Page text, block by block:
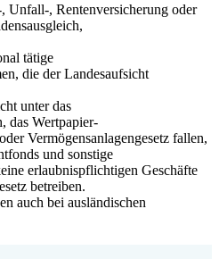
Unfall-, Rentenversicherung oder
tätige
die der Landesaufsicht
unter das
das Wertpapier-
Vermögensanlagengesetz fallen,
und sonstige
erlaubnispflichtigen Geschäfte
betreiben.
auch bei ausländischen